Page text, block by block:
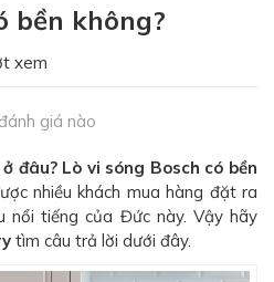
bền không?
xem
giá nào
đâu? Lò vi sóng Bosch có bền
nhiều khách mua hàng đặt ra
nổi tiếng của Đức này. Vậy hãy
tìm câu trả lời dưới đây.